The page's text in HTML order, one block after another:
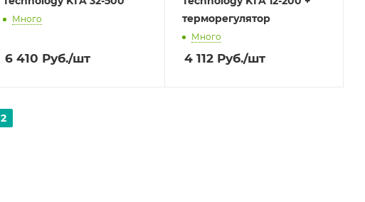
Много
6 410 Руб./шт
терморегулятор
Много
4 112Руб./шт
2